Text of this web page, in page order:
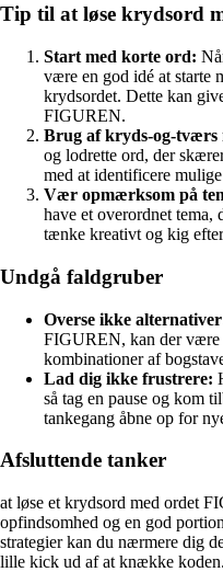
Tip til at løse krydsord
Start med korte ord:
være en god idé at starte
krydsordet. Dette kan
FIGUREN.
Brug af kryds-og-tværs
og lodrette ord, der
med at identificere
Vær opmærksom på
have et overordnet
tænke kreativt og kig
Undgå faldgruber
Overse ikke
FIGUREN, kan der være
kombinationer af
Lad dig ikke frustrere:
så tag en pause og kom
tankegang åbne op for
Afsluttende tanker
at løse et krydsord med ordet
opfindsomhed og en god
strategier kan du nærmere dig
lille kick ud af at knække koden.